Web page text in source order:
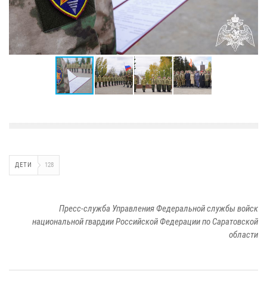
ДЕТИ 128
Пресс-служба Управления Федеральной службы войск
национальной гвардии Российской Федерации по Саратовской
области